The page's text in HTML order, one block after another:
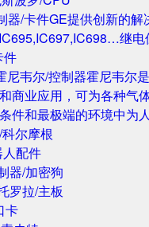
器/卡件GE提供创新的解
继
件
尼韦尔/控制器霍尼韦尔
商业应用，可为各种气
件和最极端的环境中为
尔摩根
配件
器/加密狗
罗拉/主板
卡